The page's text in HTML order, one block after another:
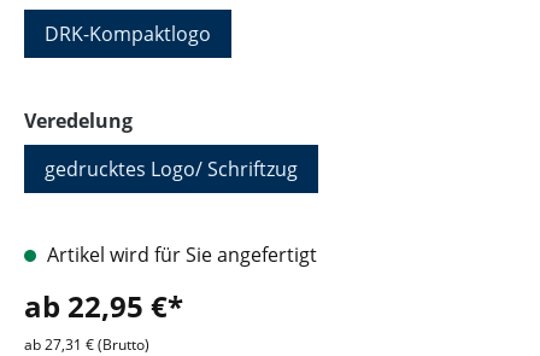
DRK-Kompaktlogo
Veredelungauswählen
gedrucktes Logo/ Schriftzug
Artikel wird für Sie angefertigt
ab 22,95 €*
ab 27,31 € (Brutto)